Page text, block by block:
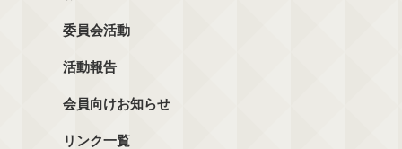
委員会活動
活動報告
会員向けお知らせ
リンク一覧